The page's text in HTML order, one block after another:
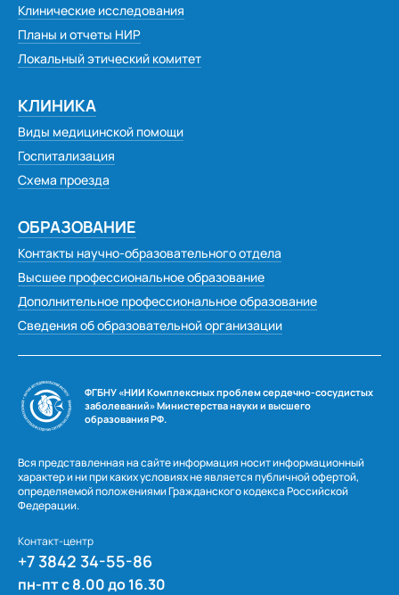
Клинические исследования
Планы и отчеты НИР
Локальный этический комитет
КЛИНИКА
Виды медицинской помощи
Госпитализация
Схема проезда
ОБРАЗОВАНИЕ
Контакты научно-образовательного отдела
Высшее профессиональное образование
Дополнительное профессиональное образование
Сведения об образовательной организации
ФГБНУ «НИИ Комплексных проблем сердечно-сосудистых
заболеваний» Министерства науки и высшего
образования РФ.
Вся представленная на сайте информация носит информационный
характер и ни при каких условиях не является публичной офертой,
определяемой положениями Гражданского кодекса Российской
Федерации.
Контакт-центр
+7 3842 34-55-86
пн-пт с 8.00 до 16.30